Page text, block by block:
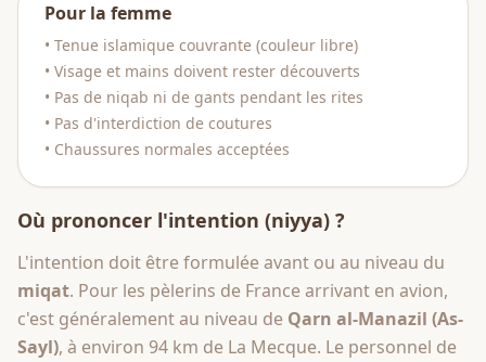
Pour la femme
• Tenue islamique couvrante (couleur libre)
• Visage et mains doivent rester découverts
• Pas de niqab ni de gants pendant les rites
• Pas d'interdiction de coutures
• Chaussures normales acceptées
Où prononcer l'intention (niyya) ?
L'intention doit être formulée avant ou au niveau du
miqat. Pour les pèlerins de France arrivant en avion,
c'est généralement au niveau de Qarn al-Manazil (As-
Sayl), à environ 94 km de La Mecque. Le personnel de